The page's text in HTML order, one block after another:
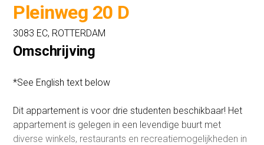
Pleinweg 20 D
3083 EC, ROTTERDAM
Omschrijving
*See English text below
Dit appartement is voor drie studenten beschikbaar! Het
appartement is gelegen in een levendige buurt met
diverse winkels, restaurants en recreatiemogelijkheden in